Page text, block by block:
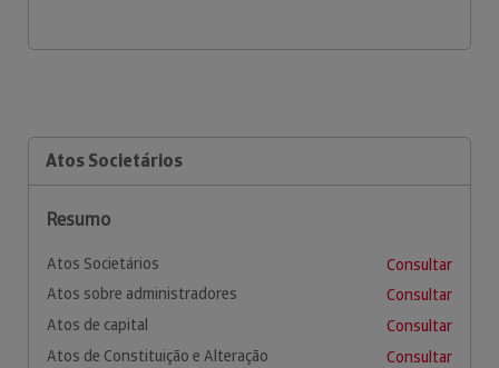
Atos Societários
Resumo
Atos Societários
Consultar
Atos sobre administradores
Consultar
Atos de capital
Consultar
Atos de Constituição e Alteração
Consultar